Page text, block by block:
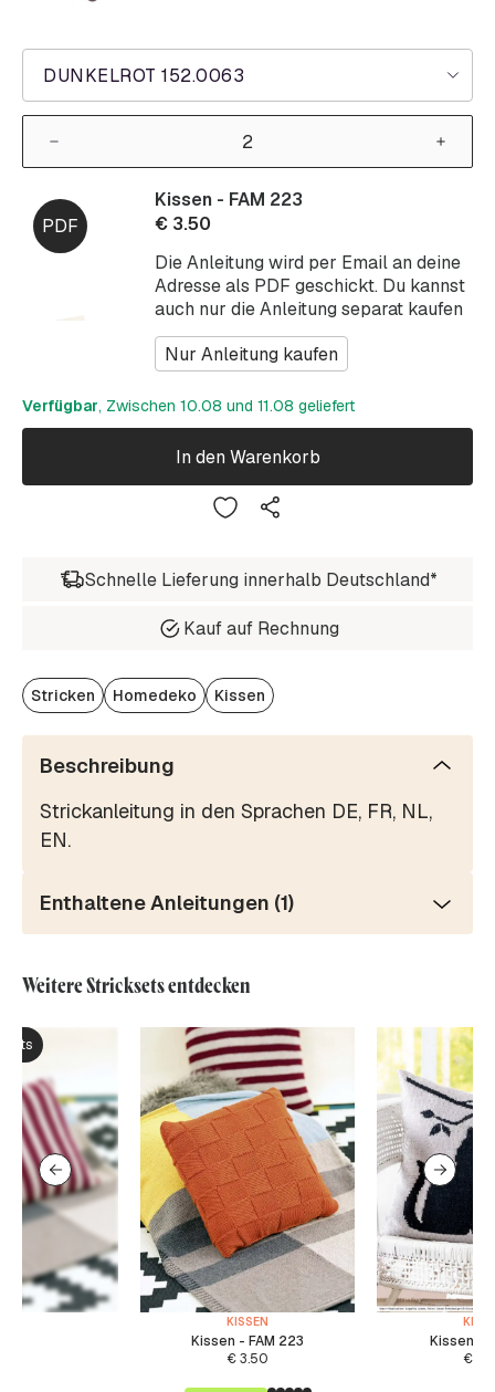
DUNKELROT 152.0063
Die Anleitung wird per Email an deine
Adresse als PDF geschickt. Du kannst
auch nur die Anleitung separat kaufen
Nur Anleitung kaufen
Kissen - FAM 223
€ 3.50
Verfügbar, Zwischen 10.08 und 11.08 geliefert
In den Warenkorb
Schnelle Lieferung innerhalb Deutschland*
Kauf auf Rechnung
Stricken Homedeko Kissen
Beschreibung
Strickanleitung in den Sprachen DE, FR, NL,
EN.
Enthaltene Anleitungen (1)
Weitere Stricksets entdecken
KISSEN
Kissen - FAM 223
€3.50
Kissen
€